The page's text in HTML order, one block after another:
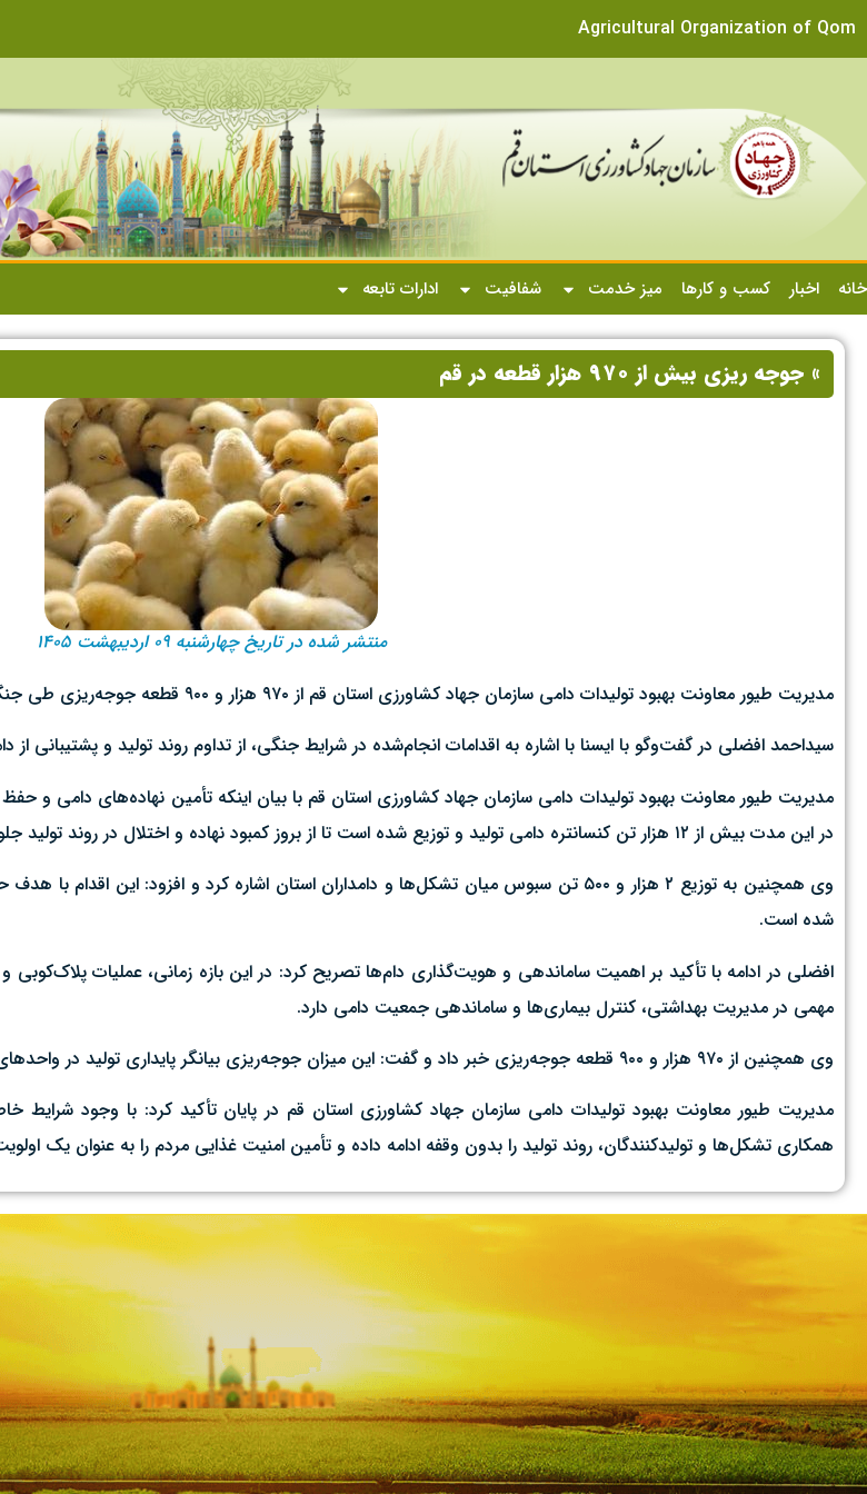
Agricultural Organization of Qom
خانه
اخبار کسب و کارها میز خدمت شفافیت ادارات تابعه
» جوجه ریزی بیش از ۹۷۰ هزار قطعه در قم
منتشر شده در تاریخ چهارشنبه ۰۹ اردیبهشت ۱۴۰۵
مدیریت طیور معاونت بهبود تولیدات دامی سازمان جهاد کشاورزی استان قم از ۹۷۰ هزار و ۹۰۰ قطعه جوجه‌ریزی طی جنگ رمضان خبر داد.
سیداحمد افضلی در گفت‌وگو با ایسنا با اشاره به اقدامات انجام‌شده در شرایط جنگی، از تداوم روند تولید و پشتیبانی از
مدیریت طیور معاونت بهبود تولیدات دامی سازمان جهاد کشاورزی استان قم با بیان اینکه تأمین نهاده‌های دامی و حفظ
در این مدت بیش از ۱۲ هزار تن کنسانتره دامی تولید و توزیع شده است تا از بروز کمبود نهاده و اختلال در روند تولید جلوگیری شود.
وی همچنین به توزیع ۲ هزار و ۵۰۰ تن سبوس میان تشکل‌ها و دامداران استان اشاره کرد و افزود: این
شده است.
مهمی در مدیریت بهداشتی، کنترل بیماری‌ها و ساماندهی جمعیت دامی دارد.
وی همچنین از ۹۷۰ هزار و ۹۰۰ قطعه جوجه‌ریزی خبر داد و گفت: این میزان جوجه‌ریزی بیانگر پایداری تولید در واحدهای پرورش طیور و استمرار تأمین مرغ مورد نیاز بازار است.
مدیریت طیور معاونت بهبود تولیدات دامی سازمان جهاد کشاورزی استان قم در پایان تأکید کرد: با وجود شرایط
همکاری تشکل‌ها و تولیدکنندگان، روند تولید را بدون وقفه ادامه داده و تأمین امنیت غذایی مردم را به عنوان یک